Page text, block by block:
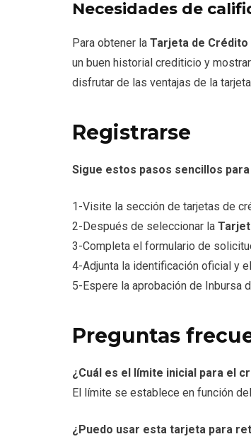
Necesidades de
Para obtener la Tarjeta de Crédito
un buen historial crediticio y
disfrutar de las ventajas de la
Registrarse
Sigue estos pasos sencillos
1-Visite la sección de tarjetas de
2-Después de seleccionar la
3-Completa el formulario de
4-Adjunta la identificación oficial y
5-Espere la aprobación de Inbursa
Preguntas
¿Cuál es el límite inicial para el
El límite se establece en función
¿Puedo usar esta tarjeta para